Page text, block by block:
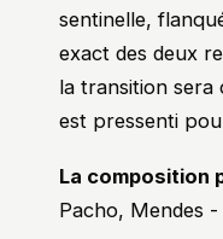
sentinelle,
exact des deux
la transition sera
est pressenti
La composition
Pacho, Mendes